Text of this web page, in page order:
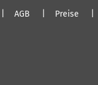
AGB Preise